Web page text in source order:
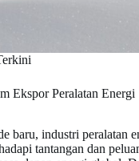
Ekspor Peralatan Energi
baru, industri peralatan
tantangan dan